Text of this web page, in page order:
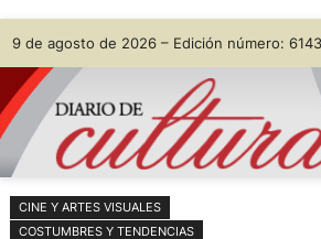
Saltar
al
contenido
Skip
to
content
9 de agosto de 2026 – Edición número: 6143
CINE Y ARTES VISUALES
COSTUMBRES Y TENDENCIAS